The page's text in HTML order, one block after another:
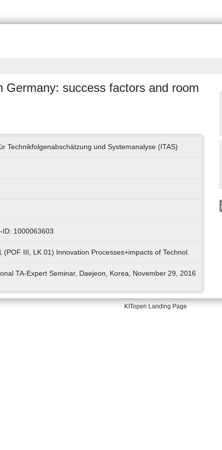
Germany: success factors and room
Technikfolgenabschätzung und Systemanalyse (ITAS)
ID: 1000063603
(POF III, LK 01) Innovation Processes+impacts of Technol.
TA-Expert Seminar, Daejeon, Korea, November 29, 2016
KITopen Landing Page